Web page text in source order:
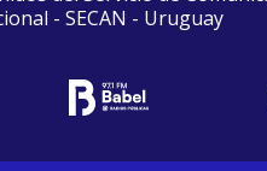
- SECAN - Uruguay